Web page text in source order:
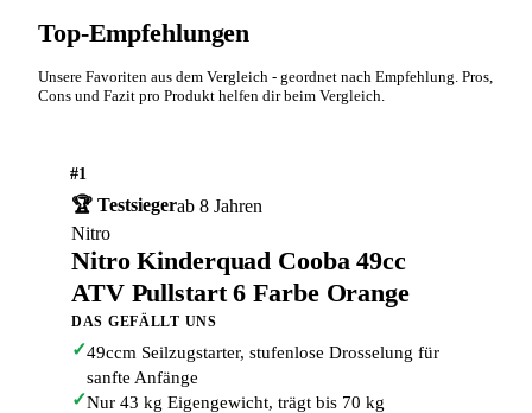
Top-Empfehlungen
Unsere Favoriten aus dem Vergleich - geordnet nach Empfehlung. Pros,
Cons und Fazit pro Produkt helfen dir beim Vergleich.
#1
🏆 Testsiegerab 8 Jahren
Nitro
Nitro Kinderquad Cooba 49cc
ATV Pullstart 6 Farbe Orange
DAS GEFÄLLT UNS
✓49ccm Seilzugstarter, stufenlose Drosselung für
sanfte Anfänge
✓Nur 43 kg Eigengewicht, trägt bis 70 kg